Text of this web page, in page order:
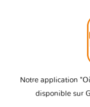
Notre application
disponible sur